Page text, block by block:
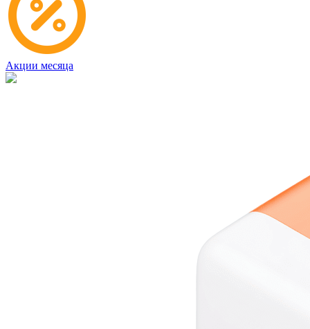
Акции месяца